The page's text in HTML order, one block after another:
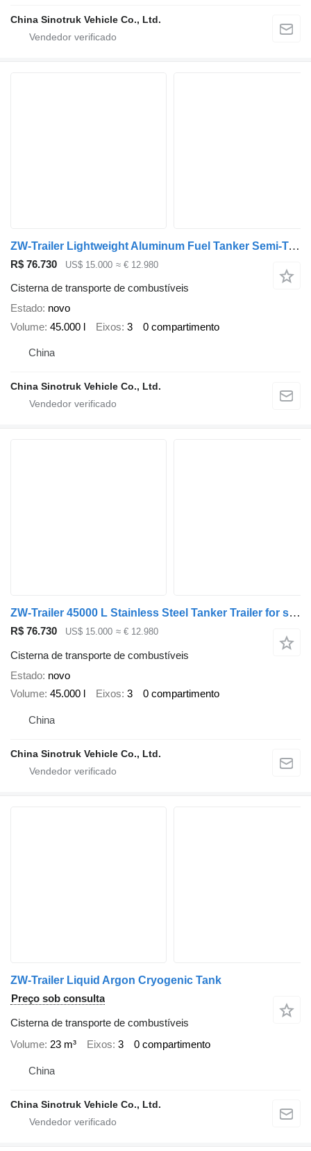
China Sinotruk Vehicle Co., Ltd.
ZW-Trailer Lightweight Aluminum Fuel Tanker Semi-Trailer for UAE
R$ 76.730 US$ 15.000 ≈ € 12.980
Cisterna de transporte de combustíveis
Estado novo
Volume 45.000 l Eixos 3 0 compartimento
China
China Sinotruk Vehicle Co., Ltd.
ZW-Trailer 45000 L Stainless Steel Tanker Trailer for sale
R$ 76.730 US$ 15.000 ≈ € 12.980
Cisterna de transporte de combustíveis
Estado novo
Volume 45.000 l Eixos 3 0 compartimento
China
China Sinotruk Vehicle Co., Ltd.
ZW-Trailer Liquid Argon Cryogenic Tank
Preço sob consulta
Cisterna de transporte de combustíveis
Volume 23 m³ Eixos 3 0 compartimento
China
China Sinotruk Vehicle Co., Ltd.